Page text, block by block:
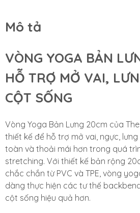
Mô tả
VÒNG YOGA BẢN
HỖ TRỢ MỞ VAI,
CỘT SỐNG
Vòng Yoga Bản Lưng 20cm của The
thiết kế để hỗ trợ mở vai, ngực,
toàn và thoải mái hơn trong quá
stretching. Với thiết kế bản rộng
chắc chắn từ PVC và TPE, vòng
dàng thực hiện các tư thế
cột sống hiệu quả hơn.